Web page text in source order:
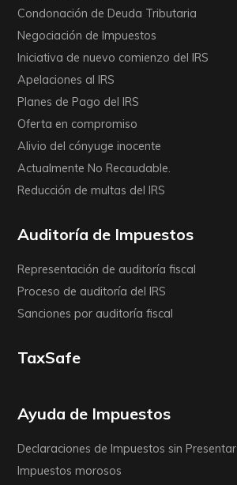
Condonación de Deuda Tributaria
Negociación de Impuestos
Iniciativa de nuevo comienzo del IRS
Apelaciones al IRS
Planes de Pago del IRS
Oferta en compromiso
Alivio del cónyuge inocente
Actualmente No Recaudable.
Reducción de multas del IRS
Auditoría de Impuestos
Representación de auditoría fiscal
Proceso de auditoría del IRS
Sanciones por auditoría fiscal
TaxSafe
Ayuda de Impuestos
Declaraciones de Impuestos sin Presentar
Impuestos morosos